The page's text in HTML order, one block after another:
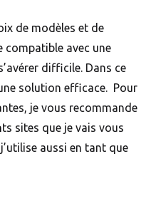
de modèles et de
compatible avec une
difficile. Dans ce
solution efficace. Pour
je vous recommande
sites que je vais vous
aussi en tant que